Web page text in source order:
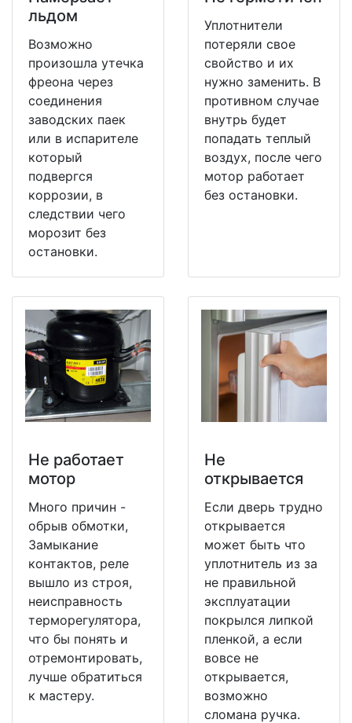
льдом
Возможно
произошла утечка
фреона через
соединения
заводских паек
или в испарителе
который
подвергся
коррозии, в
следствии чего
морозит без
остановки.
Уплотнители
потеряли свое
свойство и их
нужно заменить. В
противном случае
внутрь будет
попадать теплый
воздух, после чего
мотор работает
без остановки.
Не работает
мотор
Много причин -
обрыв обмотки,
Замыкание
контактов, реле
вышло из строя,
неисправность
терморегулятора,
что бы понять и
отремонтировать,
лучше обратиться
к мастеру.
Не
открывается
Если дверь трудно
открывается
может быть что
уплотнитель из за
не правильной
эксплуатации
покрылся липкой
пленкой, а если
вовсе не
открывается,
возможно
сломана ручка.